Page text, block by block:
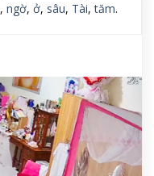
, ngờ, ở, sâu, Tài,tăm.